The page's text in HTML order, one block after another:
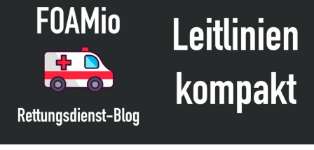
bzw.
„Reanimation“
des
(Update
2025)